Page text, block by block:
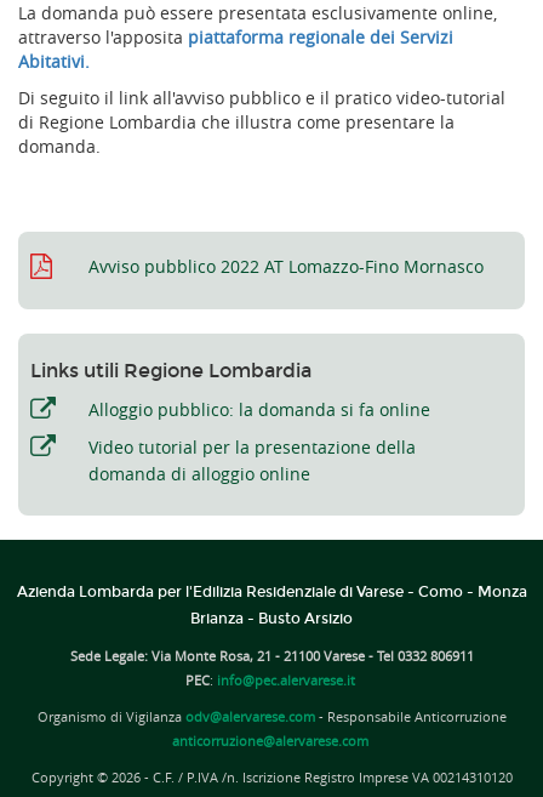
La domanda può essere presentata esclusivamente online,
attraverso l'apposita piattaforma regionale dei Servizi
Abitativi.
Di seguito il link all'avviso pubblico e il pratico video-tutorial
di Regione Lombardia che illustra come presentare la
domanda.
Avviso pubblico 2022 AT Lomazzo-Fino Mornasco
Links utili Regione Lombardia
Alloggio pubblico: la domanda si fa online
Video tutorial per la presentazione della
domanda di alloggio online
Azienda Lombarda per l'Edilizia Residenziale di Varese - Como - Monza
Brianza - Busto Arsizio
Sede Legale: Via Monte Rosa, 21 - 21100 Varese - Tel 0332 806911
PEC: info@pec.alervarese.it
Organismo di Vigilanza odv@alervarese.com- Responsabile Anticorruzione
anticorruzione@alervarese.com
Copyright © 2026 - C.F. / P.IVA /n. Iscrizione Registro Imprese VA 00214310120